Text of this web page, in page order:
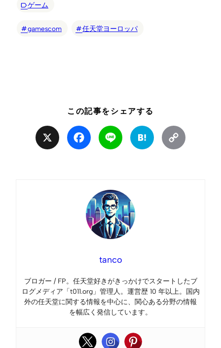
ゲーム
gamescom 任天堂ヨーロッパ
この記事をシェアする
Facebook Line Hatena
tanco
ブロガー / FP。任天堂好きがきっかけでスタートしたブ
ログメディア「t011.org」管理人。運営歴 10 年以上。国内
外の任天堂に関する情報を中心に、関心ある分野の情報
を幅広く発信しています。